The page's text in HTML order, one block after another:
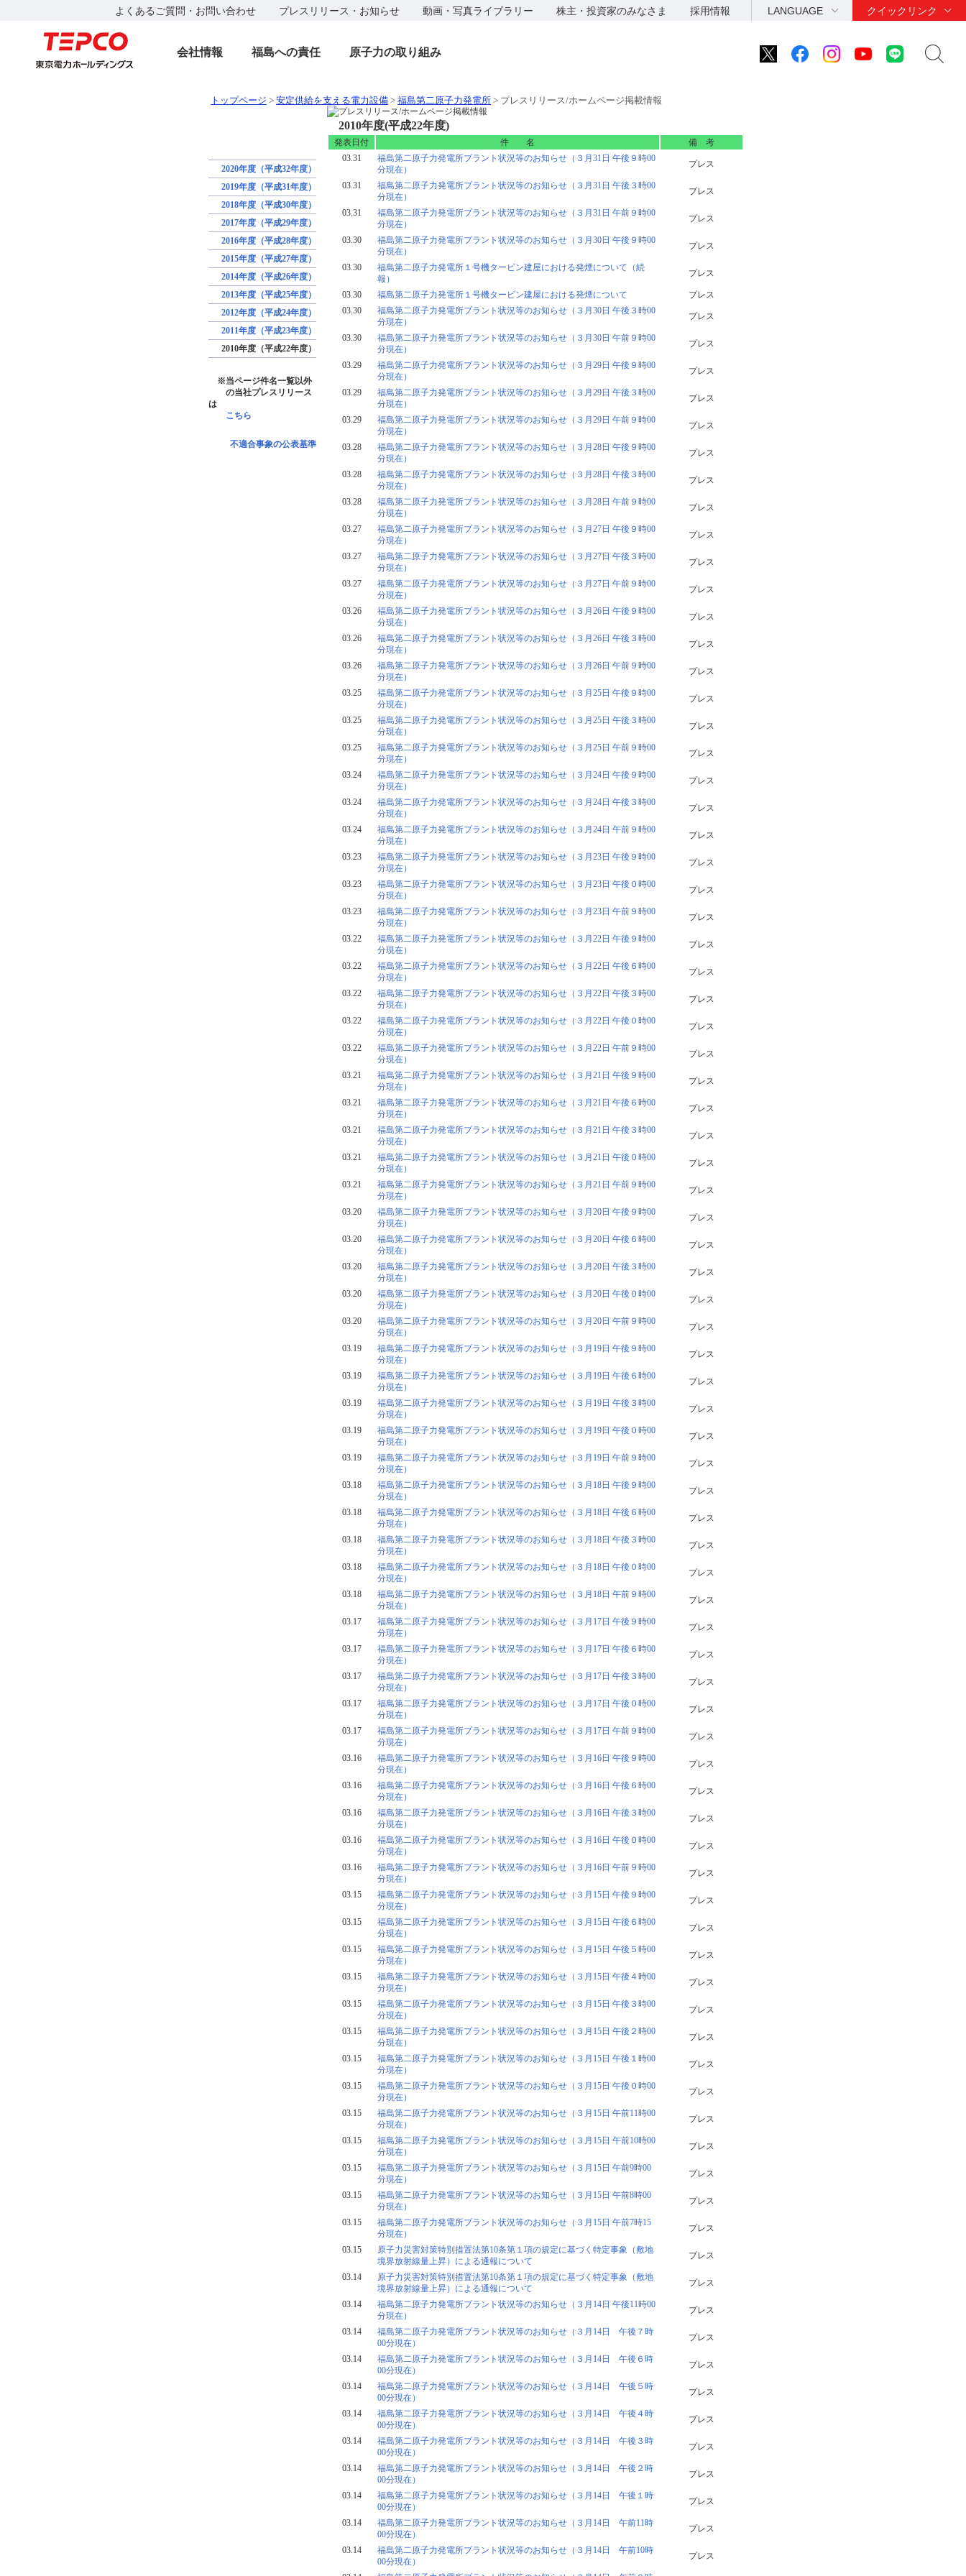
よくあるご質問・お問い合わせ プレスリリース・お知らせ 動画・写真ライブラリー 株主・投資家のみなさま 採用情報 LANGUAGE クイックリンク
会社情報 福島への責任 原子力の取り組み
トップページ > 安定供給を支える電力設備 > 福島第二原子力発電所 > プレスリリース/ホームページ掲載情報
2020年度（平成32年度）
2019年度（平成31年度）
2018年度（平成30年度）
2017年度（平成29年度）
2016年度（平成28年度）
2015年度（平成27年度）
2014年度（平成26年度）
2013年度（平成25年度）
2012年度（平成24年度）
2011年度（平成23年度）
2010年度（平成22年度）
※当ページ件名一覧以外
の当社プレスリリース
は
こちら
不適合事象の公表基準
2010年度(平成22年度)
発表日付 件 名
備 考
03.31
福島第二原子力発電所プラント状況等のお知らせ（３月31日 午後９時00
分現在）
プレス
03.31
福島第二原子力発電所プラント状況等のお知らせ（３月31日 午後３時00
分現在）
プレス
03.31
福島第二原子力発電所プラント状況等のお知らせ（３月31日 午前９時00
分現在）
プレス
03.30
福島第二原子力発電所プラント状況等のお知らせ（３月30日 午後９時00
分現在）
プレス
03.30
福島第二原子力発電所１号機タービン建屋における発煙について（続
報）
プレス
03.30 福島第二原子力発電所１号機タービン建屋における発煙について
プレス
03.30
福島第二原子力発電所プラント状況等のお知らせ（３月30日 午後３時00
分現在）
プレス
03.30
福島第二原子力発電所プラント状況等のお知らせ（３月30日 午前９時00
分現在）
プレス
03.29
福島第二原子力発電所プラント状況等のお知らせ（３月29日 午後９時00
分現在）
プレス
03.29
福島第二原子力発電所プラント状況等のお知らせ（３月29日 午後３時00
分現在）
プレス
03.29
福島第二原子力発電所プラント状況等のお知らせ（３月29日 午前９時00
分現在）
プレス
03.28
福島第二原子力発電所プラント状況等のお知らせ（３月28日 午後９時00
分現在）
プレス
03.28
福島第二原子力発電所プラント状況等のお知らせ（３月28日 午後３時00
分現在）
プレス
03.28
福島第二原子力発電所プラント状況等のお知らせ（３月28日 午前９時00
分現在）
プレス
03.27
福島第二原子力発電所プラント状況等のお知らせ（３月27日 午後９時00
分現在）
プレス
03.27
福島第二原子力発電所プラント状況等のお知らせ（３月27日 午後３時00
分現在）
プレス
03.27
福島第二原子力発電所プラント状況等のお知らせ（３月27日 午前９時00
分現在）
プレス
03.26
福島第二原子力発電所プラント状況等のお知らせ（３月26日 午後９時00
分現在）
プレス
03.26
福島第二原子力発電所プラント状況等のお知らせ（３月26日 午後３時00
分現在）
プレス
03.26
福島第二原子力発電所プラント状況等のお知らせ（３月26日 午前９時00
分現在）
プレス
03.25
福島第二原子力発電所プラント状況等のお知らせ（３月25日 午後９時00
分現在）
プレス
03.25
福島第二原子力発電所プラント状況等のお知らせ（３月25日 午後３時00
分現在）
プレス
03.25
福島第二原子力発電所プラント状況等のお知らせ（３月25日 午前９時00
分現在）
プレス
03.24
福島第二原子力発電所プラント状況等のお知らせ（３月24日 午後９時00
分現在）
プレス
03.24
福島第二原子力発電所プラント状況等のお知らせ（３月24日 午後３時00
分現在）
プレス
03.24
福島第二原子力発電所プラント状況等のお知らせ（３月24日 午前９時00
分現在）
プレス
03.23
福島第二原子力発電所プラント状況等のお知らせ（３月23日 午後９時00
分現在）
プレス
03.23
福島第二原子力発電所プラント状況等のお知らせ（３月23日 午後０時00
分現在）
プレス
03.23
福島第二原子力発電所プラント状況等のお知らせ（３月23日 午前９時00
分現在）
プレス
03.22
福島第二原子力発電所プラント状況等のお知らせ（３月22日 午後９時00
分現在）
プレス
03.22
福島第二原子力発電所プラント状況等のお知らせ（３月22日 午後６時00
分現在）
プレス
03.22
福島第二原子力発電所プラント状況等のお知らせ（３月22日 午後３時00
分現在）
プレス
03.22
福島第二原子力発電所プラント状況等のお知らせ（３月22日 午後０時00
分現在）
プレス
03.22
福島第二原子力発電所プラント状況等のお知らせ（３月22日 午前９時00
分現在）
プレス
03.21
福島第二原子力発電所プラント状況等のお知らせ（３月21日 午後９時00
分現在）
プレス
03.21
福島第二原子力発電所プラント状況等のお知らせ（３月21日 午後６時00
分現在）
プレス
03.21
福島第二原子力発電所プラント状況等のお知らせ（３月21日 午後３時00
分現在）
プレス
03.21
福島第二原子力発電所プラント状況等のお知らせ（３月21日 午後０時00
分現在）
プレス
03.21
福島第二原子力発電所プラント状況等のお知らせ（３月21日 午前９時00
分現在）
プレス
03.20
福島第二原子力発電所プラント状況等のお知らせ（３月20日 午後９時00
分現在）
プレス
03.20
福島第二原子力発電所プラント状況等のお知らせ（３月20日 午後６時00
分現在）
プレス
03.20
福島第二原子力発電所プラント状況等のお知らせ（３月20日 午後３時00
分現在）
プレス
03.20
福島第二原子力発電所プラント状況等のお知らせ（３月20日 午後０時00
分現在）
プレス
03.20
福島第二原子力発電所プラント状況等のお知らせ（３月20日 午前９時00
分現在）
プレス
03.19
福島第二原子力発電所プラント状況等のお知らせ（３月19日 午後９時00
分現在）
プレス
03.19
福島第二原子力発電所プラント状況等のお知らせ（３月19日 午後６時00
分現在）
プレス
03.19
福島第二原子力発電所プラント状況等のお知らせ（３月19日 午後３時00
分現在）
プレス
03.19
福島第二原子力発電所プラント状況等のお知らせ（３月19日 午後０時00
分現在）
プレス
03.19
福島第二原子力発電所プラント状況等のお知らせ（３月19日 午前９時00
分現在）
プレス
03.18
福島第二原子力発電所プラント状況等のお知らせ（３月18日 午後９時00
分現在）
プレス
03.18
福島第二原子力発電所プラント状況等のお知らせ（３月18日 午後６時00
分現在）
プレス
03.18
福島第二原子力発電所プラント状況等のお知らせ（３月18日 午後３時00
分現在）
プレス
03.18
福島第二原子力発電所プラント状況等のお知らせ（３月18日 午後０時00
分現在）
プレス
03.18
福島第二原子力発電所プラント状況等のお知らせ（３月18日 午前９時00
分現在）
プレス
03.17
福島第二原子力発電所プラント状況等のお知らせ（３月17日 午後９時00
分現在）
プレス
03.17
福島第二原子力発電所プラント状況等のお知らせ（３月17日 午後６時00
分現在）
プレス
03.17
福島第二原子力発電所プラント状況等のお知らせ（３月17日 午後３時00
分現在）
プレス
03.17
福島第二原子力発電所プラント状況等のお知らせ（３月17日 午後０時00
分現在）
プレス
03.17
福島第二原子力発電所プラント状況等のお知らせ（３月17日 午前９時00
分現在）
プレス
03.16
福島第二原子力発電所プラント状況等のお知らせ（３月16日 午後９時00
分現在）
プレス
03.16
福島第二原子力発電所プラント状況等のお知らせ（３月16日 午後６時00
分現在）
プレス
03.16
福島第二原子力発電所プラント状況等のお知らせ（３月16日 午後３時00
分現在）
プレス
03.16
福島第二原子力発電所プラント状況等のお知らせ（３月16日 午後０時00
分現在）
プレス
03.16
福島第二原子力発電所プラント状況等のお知らせ（３月16日 午前９時00
分現在）
プレス
03.15
福島第二原子力発電所プラント状況等のお知らせ（３月15日 午後９時00
分現在）
プレス
03.15
福島第二原子力発電所プラント状況等のお知らせ（３月15日 午後６時00
分現在）
プレス
03.15
福島第二原子力発電所プラント状況等のお知らせ（３月15日 午後５時00
分現在）
プレス
03.15
福島第二原子力発電所プラント状況等のお知らせ（３月15日 午後４時00
分現在）
プレス
03.15
福島第二原子力発電所プラント状況等のお知らせ（３月15日 午後３時00
分現在）
プレス
03.15
福島第二原子力発電所プラント状況等のお知らせ（３月15日 午後２時00
分現在）
プレス
03.15
福島第二原子力発電所プラント状況等のお知らせ（３月15日 午後１時00
分現在）
プレス
03.15
福島第二原子力発電所プラント状況等のお知らせ（３月15日 午後０時00
分現在）
プレス
03.15
福島第二原子力発電所プラント状況等のお知らせ（３月15日 午前11時00
分現在）
プレス
03.15
福島第二原子力発電所プラント状況等のお知らせ（３月15日 午前10時00
分現在）
プレス
03.15
福島第二原子力発電所プラント状況等のお知らせ（３月15日 午前9時00
分現在）
プレス
03.15
福島第二原子力発電所プラント状況等のお知らせ（３月15日 午前8時00
分現在）
プレス
03.15
福島第二原子力発電所プラント状況等のお知らせ（３月15日 午前7時15
分現在）
プレス
03.15
原子力災害対策特別措置法第10条第１項の規定に基づく特定事象（敷地
境界放射線量上昇）による通報について
プレス
03.14
原子力災害対策特別措置法第10条第１項の規定に基づく特定事象（敷地
境界放射線量上昇）による通報について
プレス
03.14
福島第二原子力発電所プラント状況等のお知らせ（３月14日 午後11時00
分現在）
プレス
03.14
福島第二原子力発電所プラント状況等のお知らせ（３月14日 午後７時
00分現在）
プレス
03.14
福島第二原子力発電所プラント状況等のお知らせ（３月14日 午後６時
00分現在）
プレス
03.14
福島第二原子力発電所プラント状況等のお知らせ（３月14日 午後５時
00分現在）
プレス
03.14
福島第二原子力発電所プラント状況等のお知らせ（３月14日 午後４時
00分現在）
プレス
03.14
福島第二原子力発電所プラント状況等のお知らせ（３月14日 午後３時
00分現在）
プレス
03.14
福島第二原子力発電所プラント状況等のお知らせ（３月14日 午後２時
00分現在）
プレス
03.14
福島第二原子力発電所プラント状況等のお知らせ（３月14日 午後１時
00分現在）
プレス
03.14
福島第二原子力発電所プラント状況等のお知らせ（３月14日 午前11時
00分現在）
プレス
03.14
福島第二原子力発電所プラント状況等のお知らせ（３月14日 午前10時
00分現在）
プレス